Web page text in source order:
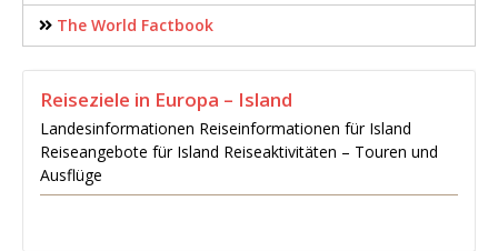
The World Factbook
Reiseziele in Europa – Island
Landesinformationen Reiseinformationen für Island
Reiseangebote für Island Reiseaktivitäten – Touren und
Ausflüge